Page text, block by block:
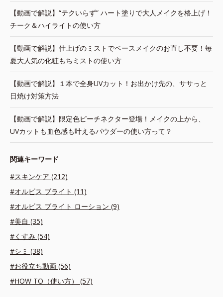
【動画で解説】“テクいらず” ハート塗りで大人メイクを格上げ！
チーク＆ハイライトの使い方
【動画で解説】仕上げのミストでベースメイクのお直し不要！毎
夏大人気の化粧もちミストの使い方
【動画で解説】１本で全身UVカット！お出かけ先の、ササっと
日焼け対策方法
【動画で解説】限定色ピーチネクター登場！メイクの上から、
UVカットも血色感も叶えるパウダーの使い方って？
関連キーワード
#スキンケア (212)
#オルビス ブライト (11)
#オルビス ブライト ローション (9)
#美白 (35)
#くすみ (54)
#シミ (38)
#お役立ち動画 (56)
#HOW TO（使い方） (57)